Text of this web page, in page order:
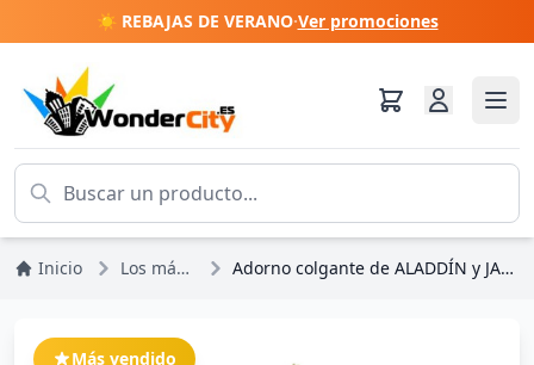
☀️ REBAJAS DE VERANO·Ver promociones
Inicio Los más vendidos Adorno colgante de ALADDÍN y JASMIN - DISNEY TRADITIONS
Más vendido